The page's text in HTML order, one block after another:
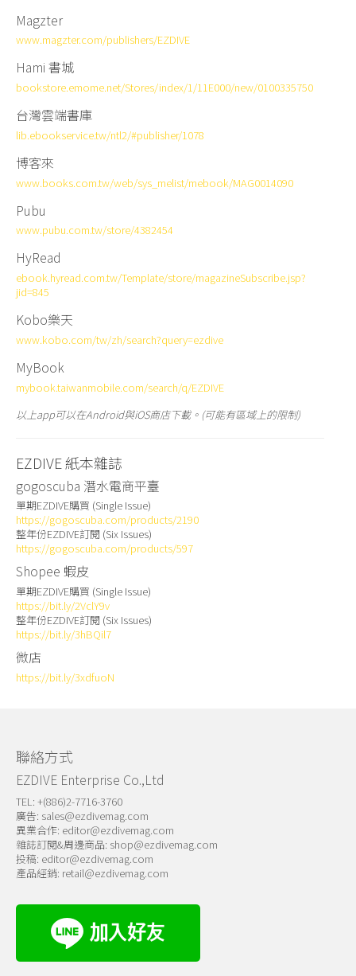
Magzter
www.magzter.com/publishers/EZDIVE
Hami 書城
bookstore.emome.net/Stores/index/1/11E000/new/0100335750
台灣雲端書庫
lib.ebookservice.tw/ntl2/#publisher/1078
博客來
www.books.com.tw/web/sys_melist/mebook/MAG0014090
Pubu
www.pubu.com.tw/store/4382454
HyRead
ebook.hyread.com.tw/Template/store/magazineSubscribe.jsp?
jid=845
Kobo樂天
www.kobo.com/tw/zh/search?query=ezdive
MyBook
mybook.taiwanmobile.com/search/q/EZDIVE
以上app可以在Android與iOS商店下載。(可能有區域上的限制)
EZDIVE 紙本雜誌
gogoscuba 潛水電商平臺
單期EZDIVE購買 (Single Issue)
https://gogoscuba.com/products/2190
整年份EZDIVE訂閱 (Six Issues)
https://gogoscuba.com/products/597
Shopee 蝦皮
單期EZDIVE購買 (Single Issue)
https://bit.ly/2VclY9v
整年份EZDIVE訂閱 (Six Issues)
https://bit.ly/3hBQil7
微店
https://bit.ly/3xdfuoN
聯絡方式
EZDIVE Enterprise Co.,Ltd
TEL: +(886)2-7716-3760
廣告: sales@ezdivemag.com
異業合作: editor@ezdivemag.com
雜誌訂閱&周邊商品: shop@ezdivemag.com
投稿: editor@ezdivemag.com
產品經銷: retail@ezdivemag.com